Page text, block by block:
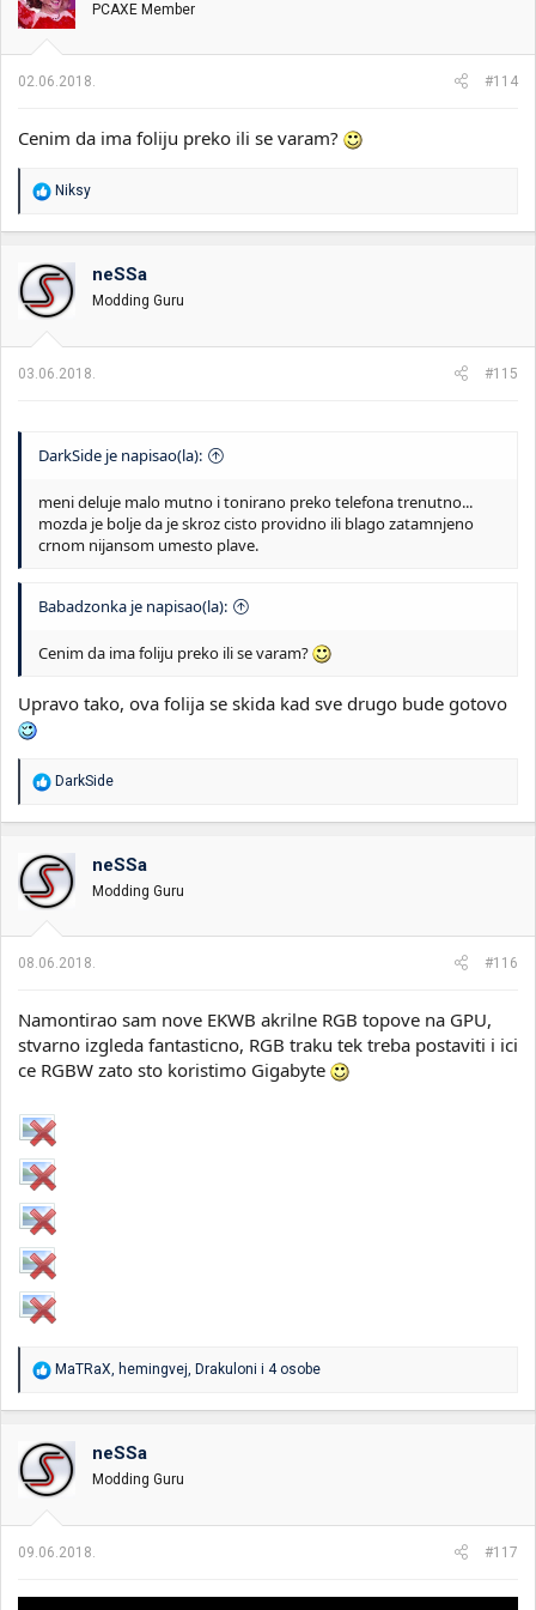
a
n
:
PCAXE Member
02.06.2018. #114
Cenim da ima foliju preko ili se varam?
R
a
o
v
a
:
Niksy
neSSa
Modding Guru
03.06.2018. #115
DarkSide je napisao(la):
meni deluje malo mutno i tonirano preko telefona trenutno...
mozda je bolje da je skroz cisto providno ili blago zatamnjeno
crnom nijansom umesto plave.
Babadzonka je napisao(la):
Cenim da ima foliju preko ili se varam?
Upravo tako, ova folija se skida kad sve drugo bude gotovo
R
o
v
a
n
:
DarkSide
neSSa
Modding Guru
08.06.2018. #116
Namontirao sam nove EKWB akrilne RGB topove na GPU,
stvarno izgleda fantasticno, RGB traku tek treba postaviti i ici
ce RGBW zato sto koristimo Gigabyte
R
a
o
v
a
:
MaTRaX, hemingvej, Drakuloni i 4 osobe
neSSa
Modding Guru
09.06.2018. #117